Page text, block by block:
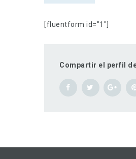
[fluentform id="1"]
Compartir el perfil